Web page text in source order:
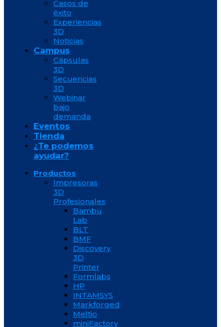
Casos de
éxito
Experiencias
3D
Noticias
Campus
Cápsulas
3D
Secuencias
3D
Webinar
bajo
demanda
Eventos
Tienda
¿Te podemos
ayudar?
Productos
Impresoras
3D
Profesionales
Bambu
Lab
BLT
BMF
Discovery
3D
Printer
Formlabs
HP
INTAMSYS
Markforged
Meltio
miniFactory